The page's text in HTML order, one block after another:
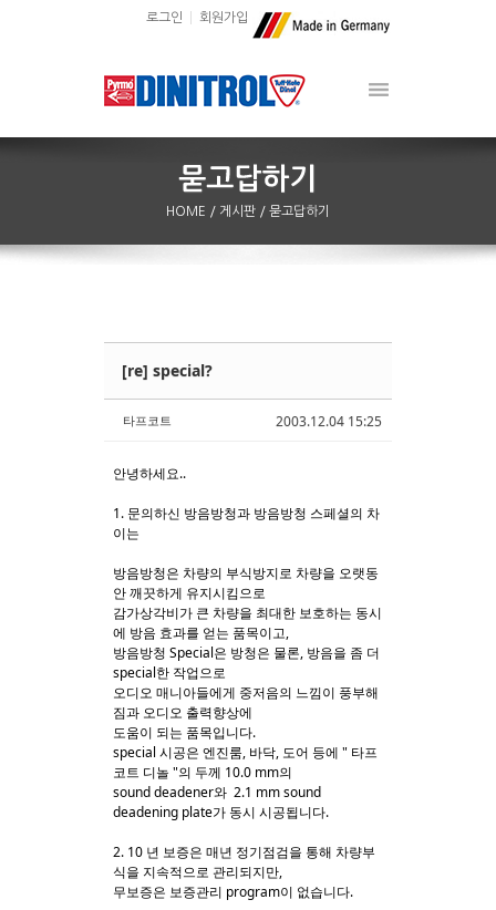
로그인 회원가입
HOME / 게시판 / 묻고답하기
2003.12.04 15:25
[re] special?
타프코트
안녕하세요..
1. 문의하신 방음방청과 방음방청 스페셜의 차
이는
방음방청은 차량의 부식방지로 차량을 오랫동
안 깨끗하게 유지시킴으로
감가상각비가 큰 차량을 최대한 보호하는 동시
에 방음 효과를 얻는 품목이고,
방음방청 Special은 방청은 물론, 방음을 좀 더
special한 작업으로
오디오 매니아들에게 중저음의 느낌이 풍부해
짐과 오디오 출력향상에
도움이 되는 품목입니다.
special 시공은 엔진룸, 바닥, 도어 등에 " 타프
코트 디놀 "의 두께 10.0 mm의
sound deadener와 2.1 mm sound
deadening plate가 동시 시공됩니다.
2. 10 년 보증은 매년 정기점검을 통해 차량부
식을 지속적으로 관리되지만,
무보증은 보증관리 program이 없습니다.
Sketchbook5, 스케치북5
Sketchbook5, 스케치북5
Sketchbook5, 스케치북5
Sketchbook5, 스케치북5